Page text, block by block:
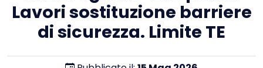
Lavori sostituzione barriere
di sicurezza. Limite TE